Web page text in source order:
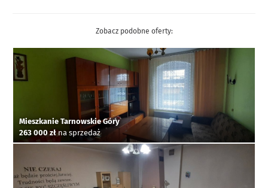
Zobacz podobne oferty:
Mieszkanie Tarnowskie Góry
263 000 złna sprzedaż